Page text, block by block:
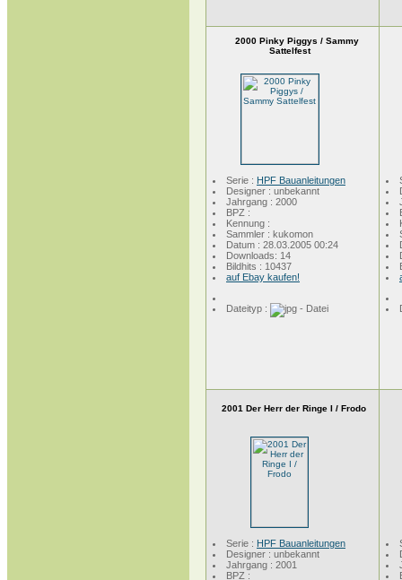
2000 Pinky Piggys / Sammy
Sattelfest
Serie : HPF Bauanleitungen
Designer : unbekannt
Jahrgang : 2000
BPZ :
Kennung :
Sammler : kukomon
Datum : 28.03.2005 00:24
Downloads: 14
Bildhits : 10437
auf Ebay kaufen!
Dateityp :
2001 Der Herr der Ringe I / Frodo
Serie : HPF Bauanleitungen
Designer : unbekannt
Jahrgang : 2001
BPZ :